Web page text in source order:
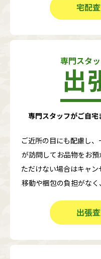
宅配
専門スタ
出
専門スタッフがご自宅
ご近所の目にも配慮し
が訪問してお品物をお
ただけない場合はキャン
移動や梱包の負担がなく
出張